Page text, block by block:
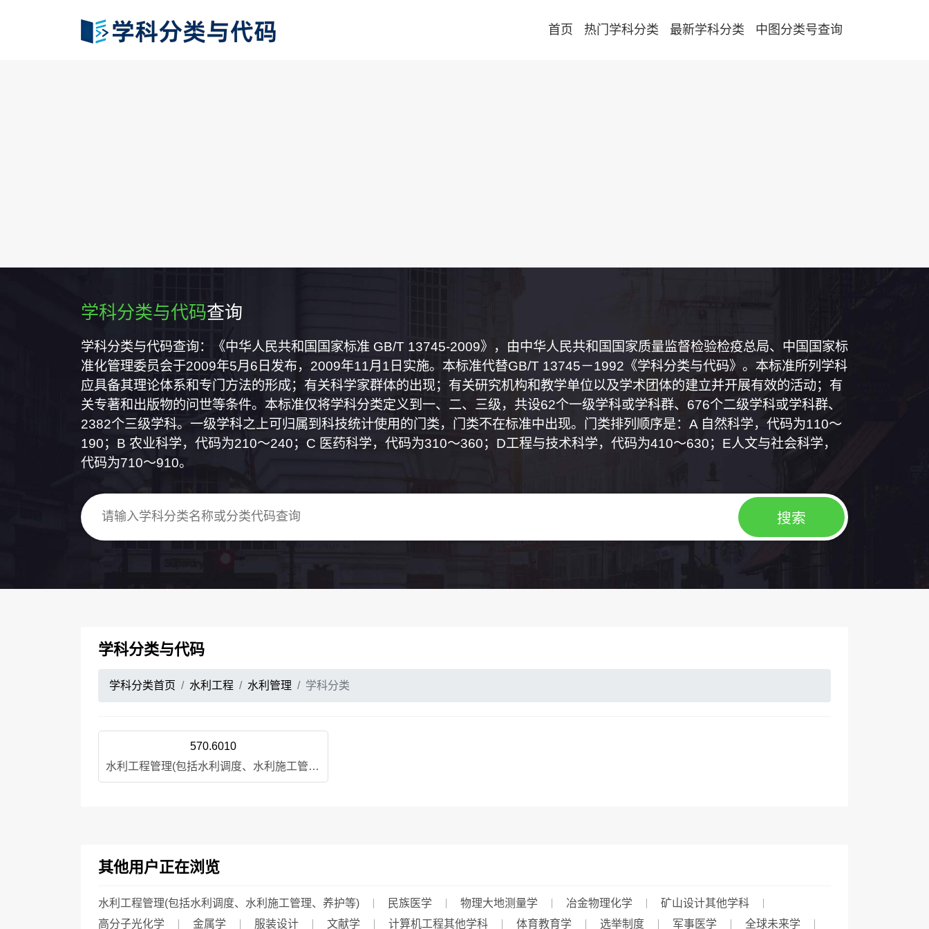
首页 热门学科分类 最新学科分类 中图分类号查询
学科分类与代码查询
学科分类与代码查询：《中华人民共和国国家标准 GB/T 13745-2009》，由中华人民共和国国家质量监督检验检疫总局、中国国家标
准化管理委员会于2009年5月6日发布，2009年11月1日实施。本标准代替GB/T 13745－1992《学科分类与代码》。本标准所列学科
应具备其理论体系和专门方法的形成；有关科学家群体的出现；有关研究机构和教学单位以及学术团体的建立并开展有效的活动；有
关专著和出版物的问世等条件。本标准仅将学科分类定义到一、二、三级，共设62个一级学科或学科群、676个二级学科或学科群、
2382个三级学科。一级学科之上可归属到科技统计使用的门类，门类不在标准中出现。门类排列顺序是：A 自然科学，代码为110～
190；B 农业科学，代码为210～240；C 医药科学，代码为310～360；D工程与技术科学，代码为410～630；E人文与社会科学，
代码为710～910。
学科分类与代码
学科分类首页 水利工程 水利管理 学科分类
570.6010
水利工程管理(包括水利调度、水利施工管理、养护等)
其他用户正在浏览
水利工程管理(包括水利调度、水利施工管理、养护等) 民族医学 物理大地测量学 冶金物理化学
矿山设计其他学科
高分子光化学
金属学 服装设计 文献学 计算机工程其他学科 体育教育学 选举制度 军事医学 全球未来学